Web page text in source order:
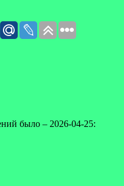
было – 2026-04-25: